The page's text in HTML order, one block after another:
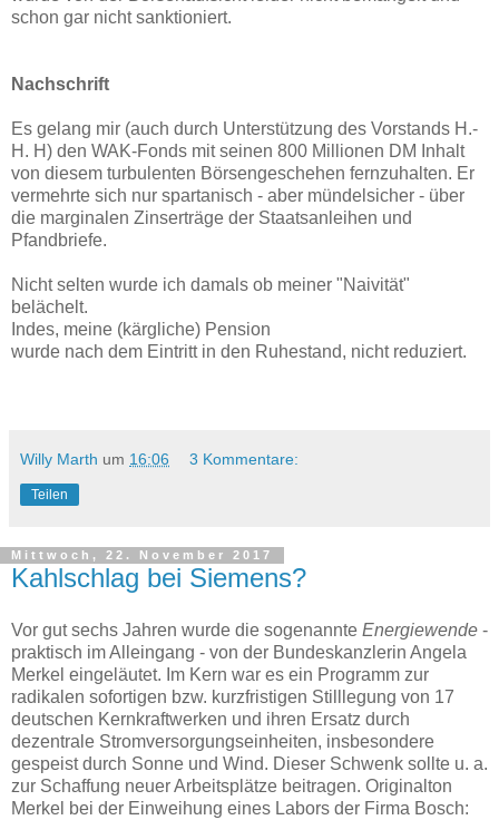
schon gar nicht sanktioniert.
Nachschrift
Es gelang mir (auch durch Unterstützung des Vorstands H.-
H. H) den WAK-Fonds mit seinen 800 Millionen DM Inhalt
von diesem turbulenten Börsengeschehen fernzuhalten. Er
vermehrte sich nur spartanisch - aber mündelsicher - über
die marginalen Zinserträge der Staatsanleihen und
Pfandbriefe.
Nicht selten wurde ich damals ob meiner "Naivität"
belächelt.
Indes, meine (kärgliche) Pension
wurde nach dem Eintritt in den Ruhestand, nicht reduziert.
Willy Marth um 16:06 3 Kommentare:
Teilen
Mittwoch, 22. November 2017
Kahlschlag bei Siemens?
Vor gut sechs Jahren wurde die sogenannte Energiewende -
praktisch im Alleingang - von der Bundeskanzlerin Angela
Merkel eingeläutet. Im Kern war es ein Programm zur
radikalen sofortigen bzw. kurzfristigen Stilllegung von 17
deutschen Kernkraftwerken und ihren Ersatz durch
dezentrale Stromversorgungseinheiten, insbesondere
gespeist durch Sonne und Wind. Dieser Schwenk sollte u. a.
zur Schaffung neuer Arbeitsplätze beitragen. Originalton
Merkel bei der Einweihung eines Labors der Firma Bosch: